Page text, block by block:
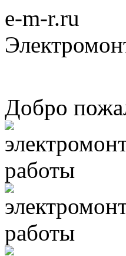
e-m-r.ru
Добро